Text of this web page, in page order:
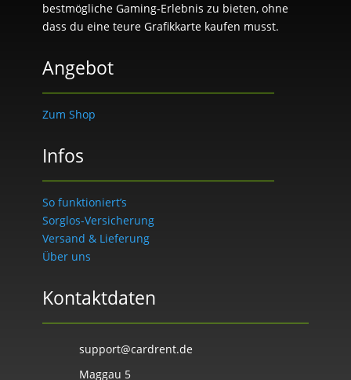
bestmögliche Gaming-Erlebnis zu bieten, ohne
dass du eine teure Grafikkarte kaufen musst.
Angebot
Zum Shop
Infos
So funktioniert’s
Sorglos-Versicherung
Versand & Lieferung
Über uns
Kontaktdaten
support@cardrent.de
Maggau 5